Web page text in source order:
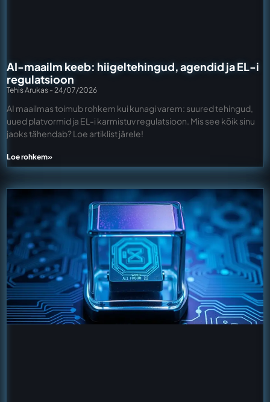
AI-maailm keeb: hiigeltehingud, agendid ja EL-i
regulatsioon
Tehis Arukas 24/07/2026
AI maailmas toimub rohkem kui kunagi varem: suured tehingud,
uued platvormid ja EL-i karmistuv regulatsioon. Mis see kõik sinu
jaoks tähendab? Loe artiklist järele!
Loe rohkem»